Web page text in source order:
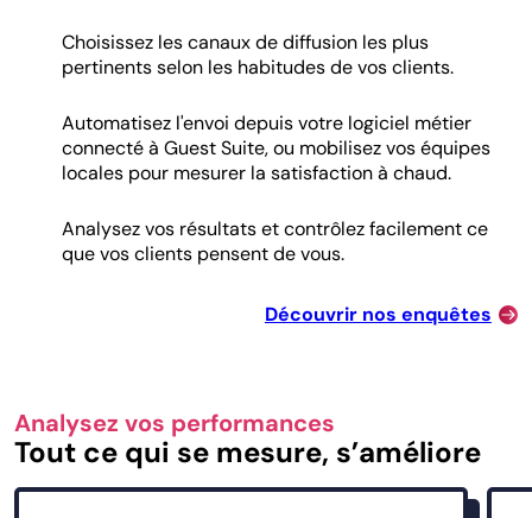
Choisissez les canaux de diffusion les plus
pertinents selon les habitudes de vos clients.
Automatisez l'envoi depuis votre logiciel métier
connecté à Guest Suite, ou mobilisez vos équipes
locales pour mesurer la satisfaction à chaud.
Analysez vos résultats et contrôlez facilement ce
que vos clients pensent de vous.
Découvrir nos enquêtes
Analysez vos performances
Tout ce qui se mesure, s’améliore